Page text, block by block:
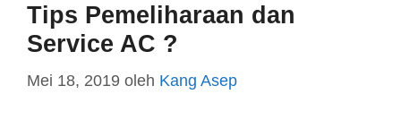
Tips Pemeliharaan dan
Service AC ?
Mei 18, 2019 oleh Kang Asep